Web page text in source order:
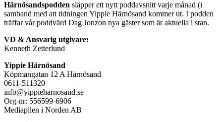
Härnösandspodden släpper ett nytt poddavsnitt varje månad (i
samband med att tidningen Yippie Härnösand kommer ut. I podden
träffar vår poddvärd Dag Jonzon nya gäster som är aktuella i stan.
VD & Ansvarig utgivare:
Kenneth Zetterlund
Yippie Härnösand
Köpmangatan 12 A Härnösand
0611-511320
info@yippieharnosand.se
Org-nr: 556599-6906
Mediapilen i Norden AB